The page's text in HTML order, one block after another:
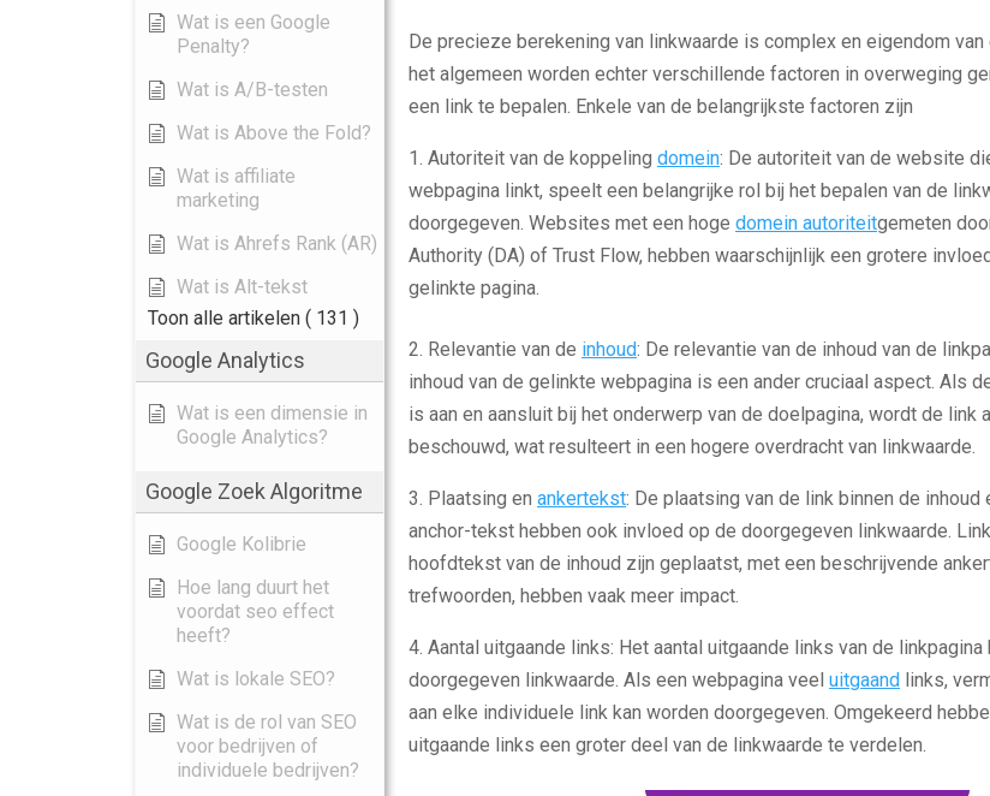
Wat is een Google
Penalty?
Wat is A/B-testen
Wat is Above the Fold?
Wat is affiliate
marketing
Wat is Ahrefs Rank (AR)
Wat is Alt-tekst
Toon alle artikelen ( 131 )
Google Analytics
Wat is een dimensie in
Google Analytics?
Google Zoek Algoritme
Google Kolibrie
Hoe lang duurt het
voordat seo effect
heeft?
Wat is lokale SEO?
Wat is de rol van SEO
voor bedrijven of
individuele bedrijven?
De precieze berekening van linkwaarde is complex en eigendom
het algemeen worden echter verschillende factoren in overweging
een link te bepalen. Enkele van de belangrijkste factoren zijn
1. Autoriteit van de koppeling domein: De autoriteit van de website
webpagina linkt, speelt een belangrijke rol bij het bepalen van de
doorgegeven. Websites met een hoge domein autoriteitgemeten
Authority (DA) of Trust Flow, hebben waarschijnlijk een grotere
gelinkte pagina.
2. Relevantie van de inhoud: De relevantie van de inhoud van de
inhoud van de gelinkte webpagina is een ander cruciaal aspect. Als
is aan en aansluit bij het onderwerp van de doelpagina, wordt de link
beschouwd, wat resulteert in een hogere overdracht van linkwaarde.
3. Plaatsing en ankertekst: De plaatsing van de link binnen de inhoud
anchor-tekst hebben ook invloed op de doorgegeven linkwaarde.
hoofdtekst van de inhoud zijn geplaatst, met een beschrijvende
trefwoorden, hebben vaak meer impact.
4. Aantal uitgaande links: Het aantal uitgaande links van de
doorgegeven linkwaarde. Als een webpagina veel uitgaand links,
aan elke individuele link kan worden doorgegeven. Omgekeerd
uitgaande links een groter deel van de linkwaarde te verdelen.